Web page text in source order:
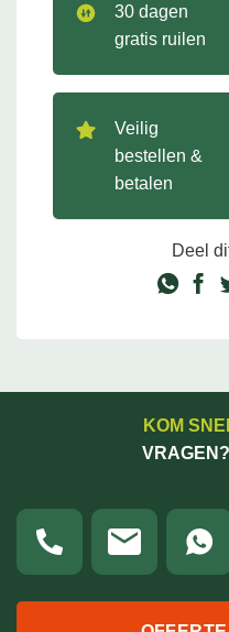
30 dagen
gratis ruilen
Veilig
bestellen &
betalen
Deel
KOM